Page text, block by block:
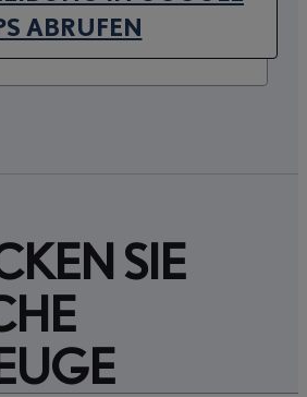
ABRUFEN
(OPENS IN NEW TAB)
SIE